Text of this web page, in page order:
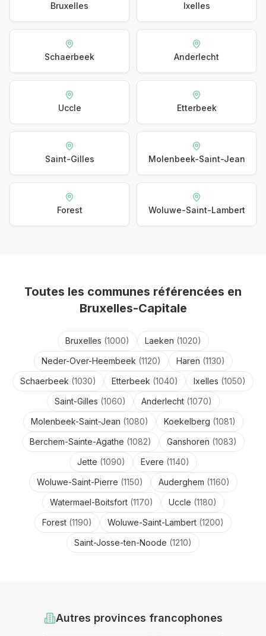
Bruxelles Ixelles
Schaerbeek Anderlecht
Uccle Etterbeek
Saint-Gilles Molenbeek-Saint-Jean
Forest Woluwe-Saint-Lambert
Toutes les communes référencées en
Bruxelles-Capitale
Bruxelles (1000) Laeken (1020)
Neder-Over-Heembeek (1120) Haren (1130)
Schaerbeek (1030) Etterbeek (1040) Ixelles (1050)
Saint-Gilles (1060) Anderlecht (1070)
Molenbeek-Saint-Jean (1080) Koekelberg (1081)
Berchem-Sainte-Agathe (1082) Ganshoren (1083)
Jette (1090) Evere (1140)
Woluwe-Saint-Pierre (1150) Auderghem (1160)
Watermael-Boitsfort (1170) Uccle (1180)
Forest (1190) Woluwe-Saint-Lambert (1200)
Saint-Josse-ten-Noode (1210)
Autres provinces francophones